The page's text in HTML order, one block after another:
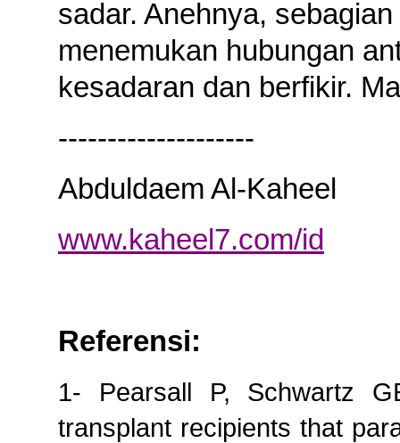
sadar. Anehnya,
menemukan hubungan
kesadaran dan berfikir.
--------------------
Abduldaem Al-Kaheel
www.kaheel7.com/id
Referensi:
1- Pearsall P, Schwartz
transplant recipients that